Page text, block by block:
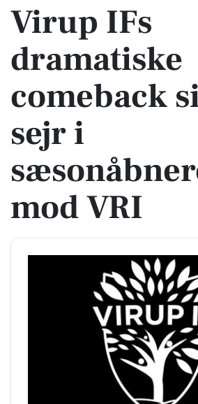
Virup IFs
dramatiske
comeback
sejr i
mod VRI